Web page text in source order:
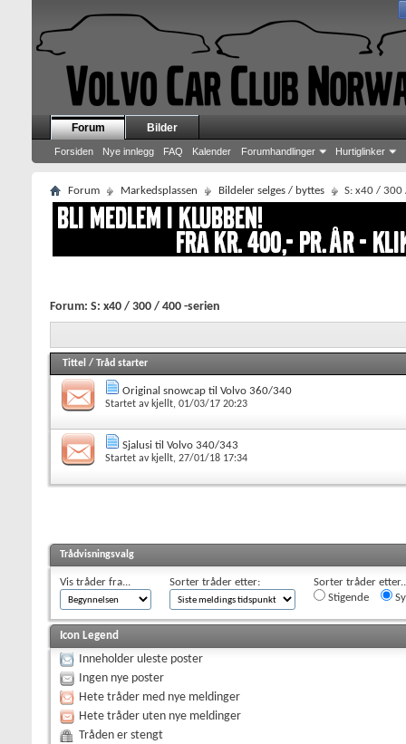
Forum
Forsiden Nye innlegg FAQ Kalender Forumhandlinger Hurtiglinker
Bilder
Forum Markedsplassen Bildeler selges / byttes S: x40 / 300
Forum: S: x40 / 300 / 400 -serien
Tittel / Tråd starter
Original snowcap til Volvo 360/340
Startet av kjellt, 01/03/17 20:23
Sjalusi til Volvo 340/343
Startet av kjellt, 27/01/18 17:34
Trådvisningsvalg
Vis tråder fra... Sorter tråder etter:
Sorter tråder
Stigende
Icon Legend
Inneholder uleste poster
Ingen nye poster
Hete tråder med nye meldinger
Hete tråder uten nye meldinger
Tråden er stengt